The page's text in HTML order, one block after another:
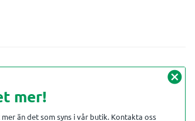
cancel
mer!
än det som syns i vår butik. Kontakta oss